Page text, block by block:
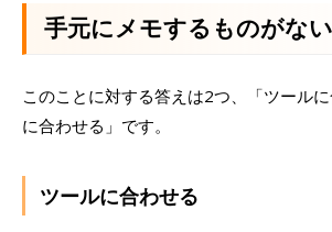
手元にメモするものがない
このことに対する答えは2つ、「ツール
に合わせる」です。
ツールに合わせる